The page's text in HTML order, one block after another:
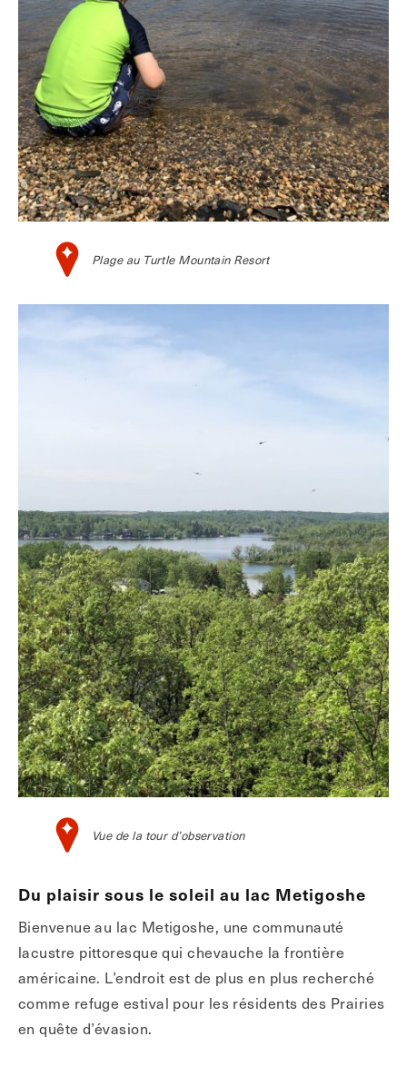
Plage au Turtle Mountain Resort
Vue de la tour d’observation
Du plaisir sous le soleil au lac Metigoshe
Bienvenue au lac Metigoshe, une communauté
lacustre pittoresque qui chevauche la frontière
américaine. L’endroit est de plus en plus recherché
comme refuge estival pour les résidents des Prairies
en quête d’évasion.